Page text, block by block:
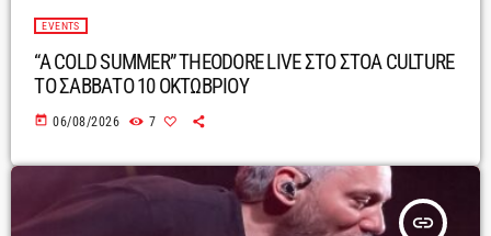
EVENTS
“A COLD SUMMER” THEODORE LIVE ΣΤΟ ΣΤΟΑ CULTURE
ΤΟ ΣΑΒΒΑΤΟ 10 ΟΚΤΩΒΡΙΟΥ
today 06/08/2026 7
insert_link